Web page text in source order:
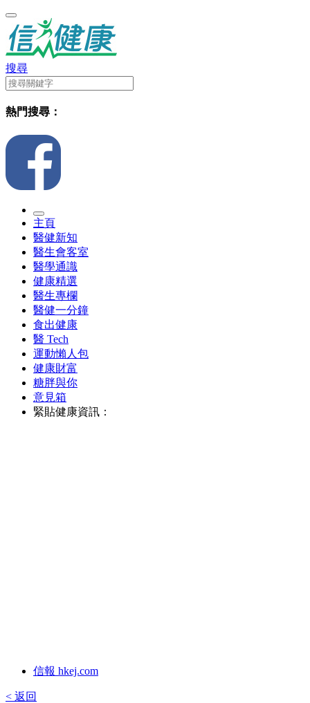
搜尋
熱門搜尋：
主頁
醫健新知
醫生會客室
醫學通識
健康精選
醫生專欄
醫健一分鐘
食出健康
醫 Tech
運動懶人包
健康財富
糖胖與你
意見箱
緊貼健康資訊：
信報 hkej.com
< 返回